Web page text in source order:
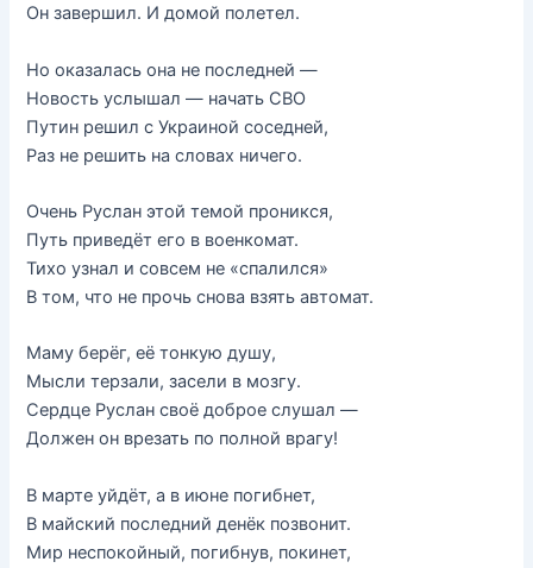
Он завершил. И домой полетел.
Но оказалась она не последней —
Новость услышал — начать СВО
Путин решил с Украиной соседней,
Раз не решить на словах ничего.
Очень Руслан этой темой проникся,
Путь приведёт его в военкомат.
Тихо узнал и совсем не «спалился»
В том, что не прочь снова взять автомат.
Маму берёг, её тонкую душу,
Мысли терзали, засели в мозгу.
Сердце Руслан своё доброе слушал —
Должен он врезать по полной врагу!
В марте уйдёт, а в июне погибнет,
В майский последний денёк позвонит.
Мир неспокойный, погибнув, покинет,